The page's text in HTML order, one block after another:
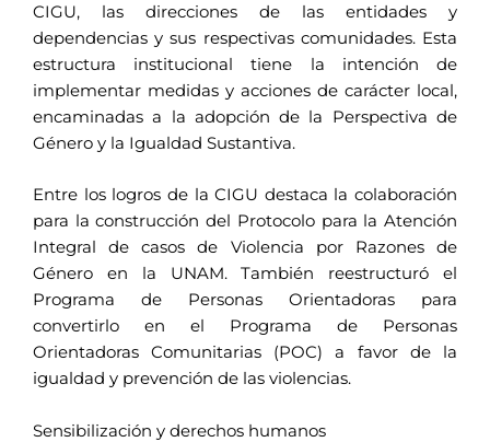
CIGU, las direcciones de las entidades y
dependencias y sus respectivas comunidades. Esta
estructura institucional tiene la intención de
implementar medidas y acciones de carácter local,
encaminadas a la adopción de la Perspectiva de
Género y la Igualdad Sustantiva.
Entre los logros de la CIGU destaca la colaboración
para la construcción del Protocolo para la Atención
Integral de casos de Violencia por Razones de
Género en la UNAM. También reestructuró el
Programa de Personas Orientadoras para
convertirlo en el Programa de Personas
Orientadoras Comunitarias (POC) a favor de la
igualdad y prevención de las violencias.
Sensibilización y derechos humanos